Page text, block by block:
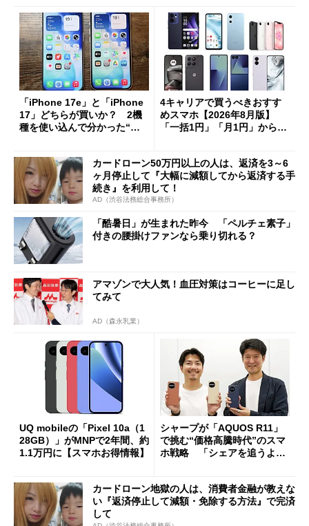
「iPhone 17e」と「iPhone
17」どちらが買いか？ 2機
種を使い込んで分かった“ス
4キャリアで買うべきおすす
めスマホ【2026年8月版】
「一括1円」「月1円」からお
カードローン50万円以上の人は、返済を3～6
ヶ月停止して『大幅に減額してから返済する手
続き』を利用して！
AD（渋谷法務総合事務所）
「酷暑日」が生まれた昨今 「ペルチェ素子」
付きの腰掛けファンなら乗り切れる？
アマゾンで大人気！血圧対策はコーヒーに足し
てみて
AD（森永乳業）
UQ mobileの「Pixel 10a（1
28GB）」がMNPで2年間、約
1.1万円に【スマホお得情報】
シャープが「AQUOS R11」
で挑む“価格高騰時代”のスマ
ホ戦略 「シェアを追うより
カードローン地獄の人は、消費者金融が教えな
い『返済停止して減額・免除する方法』で完済
して